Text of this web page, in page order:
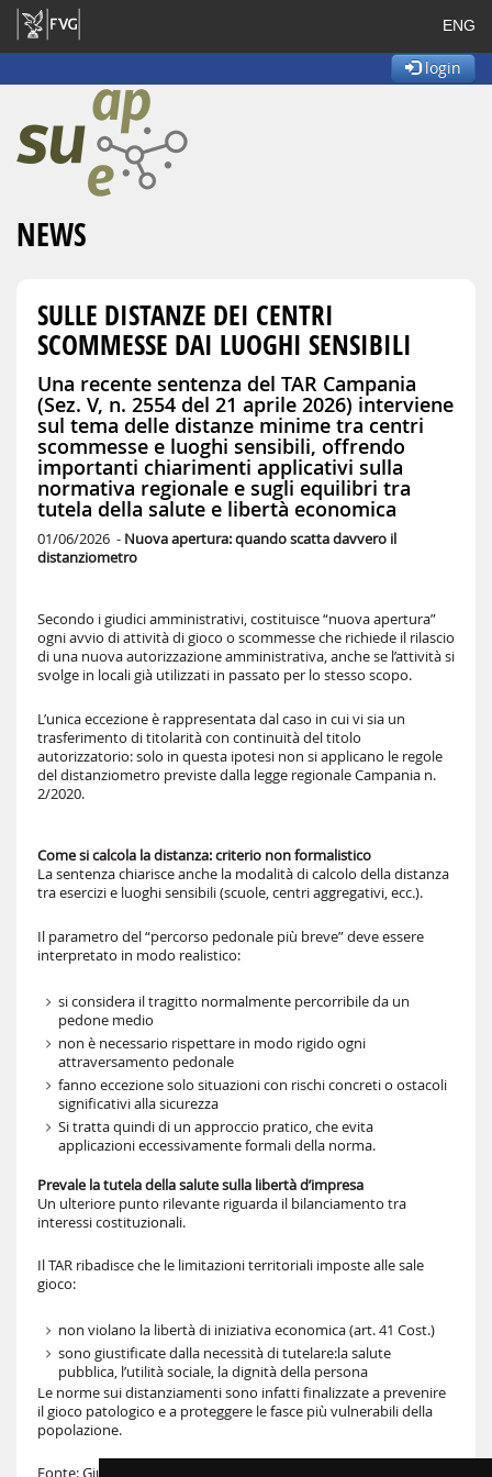
ENG
login
NEWS
SULLE DISTANZE DEI CENTRI
SCOMMESSE DAI LUOGHI SENSIBILI
Una recente sentenza del TAR Campania
(Sez. V, n. 2554 del 21 aprile 2026) interviene
sul tema delle distanze minime tra centri
scommesse e luoghi sensibili, offrendo
importanti chiarimenti applicativi sulla
normativa regionale e sugli equilibri tra
tutela della salute e libertà economica
01/06/2026 - Nuova apertura: quando scatta davvero il
distanziometro
Secondo i giudici amministrativi, costituisce “nuova apertura”
ogni avvio di attività di gioco o scommesse che richiede il rilascio
di una nuova autorizzazione amministrativa, anche se l’attività si
svolge in locali già utilizzati in passato per lo stesso scopo.
L’unica eccezione è rappresentata dal caso in cui vi sia un
trasferimento di titolarità con continuità del titolo
autorizzatorio: solo in questa ipotesi non si applicano le regole
del distanziometro previste dalla legge regionale Campania n.
2/2020.
Come si calcola la distanza: criterio non formalistico
La sentenza chiarisce anche la modalità di calcolo della distanza
tra esercizi e luoghi sensibili (scuole, centri aggregativi, ecc.).
Il parametro del “percorso pedonale più breve” deve essere
interpretato in modo realistico:
si considera il tragitto normalmente percorribile da un
pedone medio
non è necessario rispettare in modo rigido ogni
attraversamento pedonale
fanno eccezione solo situazioni con rischi concreti o ostacoli
significativi alla sicurezza
Si tratta quindi di un approccio pratico, che evita
applicazioni eccessivamente formali della norma.
Prevale la tutela della salute sulla libertà d’impresa
Un ulteriore punto rilevante riguarda il bilanciamento tra
interessi costituzionali.
Il TAR ribadisce che le limitazioni territoriali imposte alle sale
gioco:
non violano la libertà di iniziativa economica (art. 41 Cost.)
sono giustificate dalla necessità di tutelare:la salute
pubblica, l’utilità sociale, la dignità della persona
Le norme sui distanziamenti sono infatti finalizzate a prevenire
il gioco patologico e a proteggere le fasce più vulnerabili della
popolazione.